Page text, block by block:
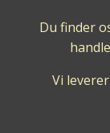
Du finder
Vi